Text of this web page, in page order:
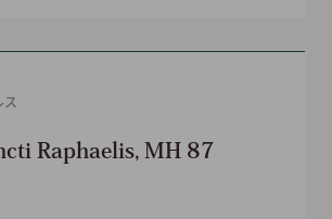
ス
Raphaelis, MH 87